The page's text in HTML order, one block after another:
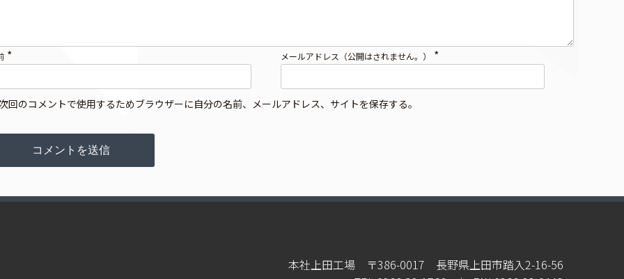
* メールアドレス（公開はされません。） *
回のコメントで使用するためブラウザーに自分の名前、メールアドレス、サイトを保存する。
本社上田工場 〒386-0017 長野県上田市踏入2-16-56